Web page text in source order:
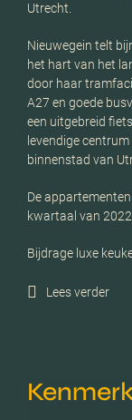
Utrecht.
Nieuwegein telt
het hart van het
door haar
A27 en goede
een uitgebreid
levendige
binnenstad van
De
kwartaal van
Bijdrage luxe
Lees verder